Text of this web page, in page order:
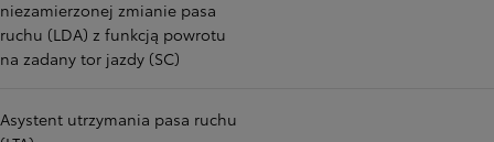
niezamierzonej zmianie pasa
ruchu (LDA) z funkcją powrotu
na zadany tor jazdy (SC)
Asystent utrzymania pasa ruchu